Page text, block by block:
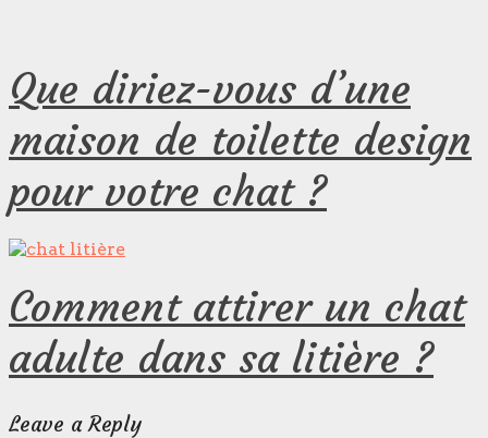
Que diriez-vous d’une
maison de toilette design
pour votre chat ?
Comment attirer un chat
adulte dans sa litière ?
Leave a Reply